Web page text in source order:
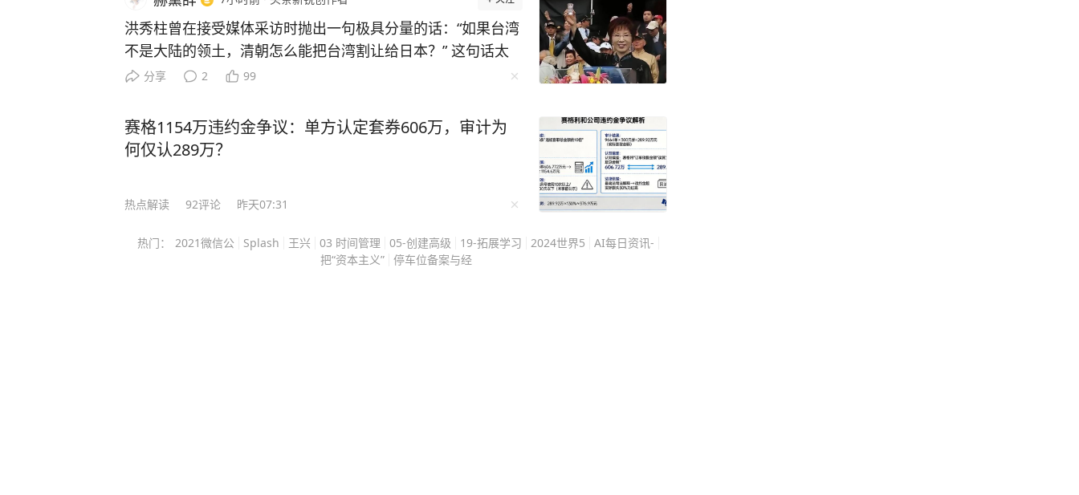
洪秀柱曾在接受媒体采访时抛出一句极具分量的话：“如果台湾
不是大陆的领土，清朝怎么能把台湾割让给日本？” 这句话太
狠了。直接把那些说台湾不是中国的人给问住了。为啥？因为
才能卖，清朝能把台湾割出去，说明在那之前，台湾本来就是
清朝的领土。 那些天天说“台湾从来不属于中国”的人，面对这
个问题该怎么回答，说《马关条约》是假的吗，日本外务省的
文、英文三种文本同时生效，每一个字都是国际法上的铁证。
一百五十天，而且它成立后的第一份公告就写着“恭奉正朔，遥
分享 2 99
赛格1154万违约金争议：单方认定套券606万，审计为
何仅认289万？
热点解读 92评论 昨天07:31
热门： 2021微信公 Splash 王兴 03 时间管理 05-创建高级 19-拓展学习 2024世界5
AI每日资讯-
把“资本主义”
停车位备案与经